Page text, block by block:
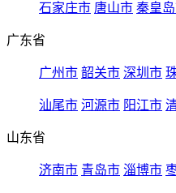
石家庄市 唐山市 秦皇
广东省
广州市 韶关市 深圳市
汕尾市 河源市 阳江市
山东省
济南市 青岛市 淄博市